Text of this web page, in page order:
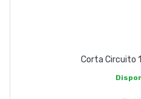
Corta Circuito